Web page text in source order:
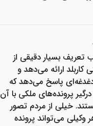
تعریف بسیار دقیقی از
کاربلد ارائه می‌دهد و
دغدغه‌ای پاسخ می‌دهد که
درگیر پرونده‌های ملکی با آن
خیلی از مردم تصور
وکیلی می‌تواند پرونده